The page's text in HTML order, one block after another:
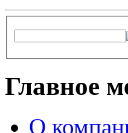
Главное
О